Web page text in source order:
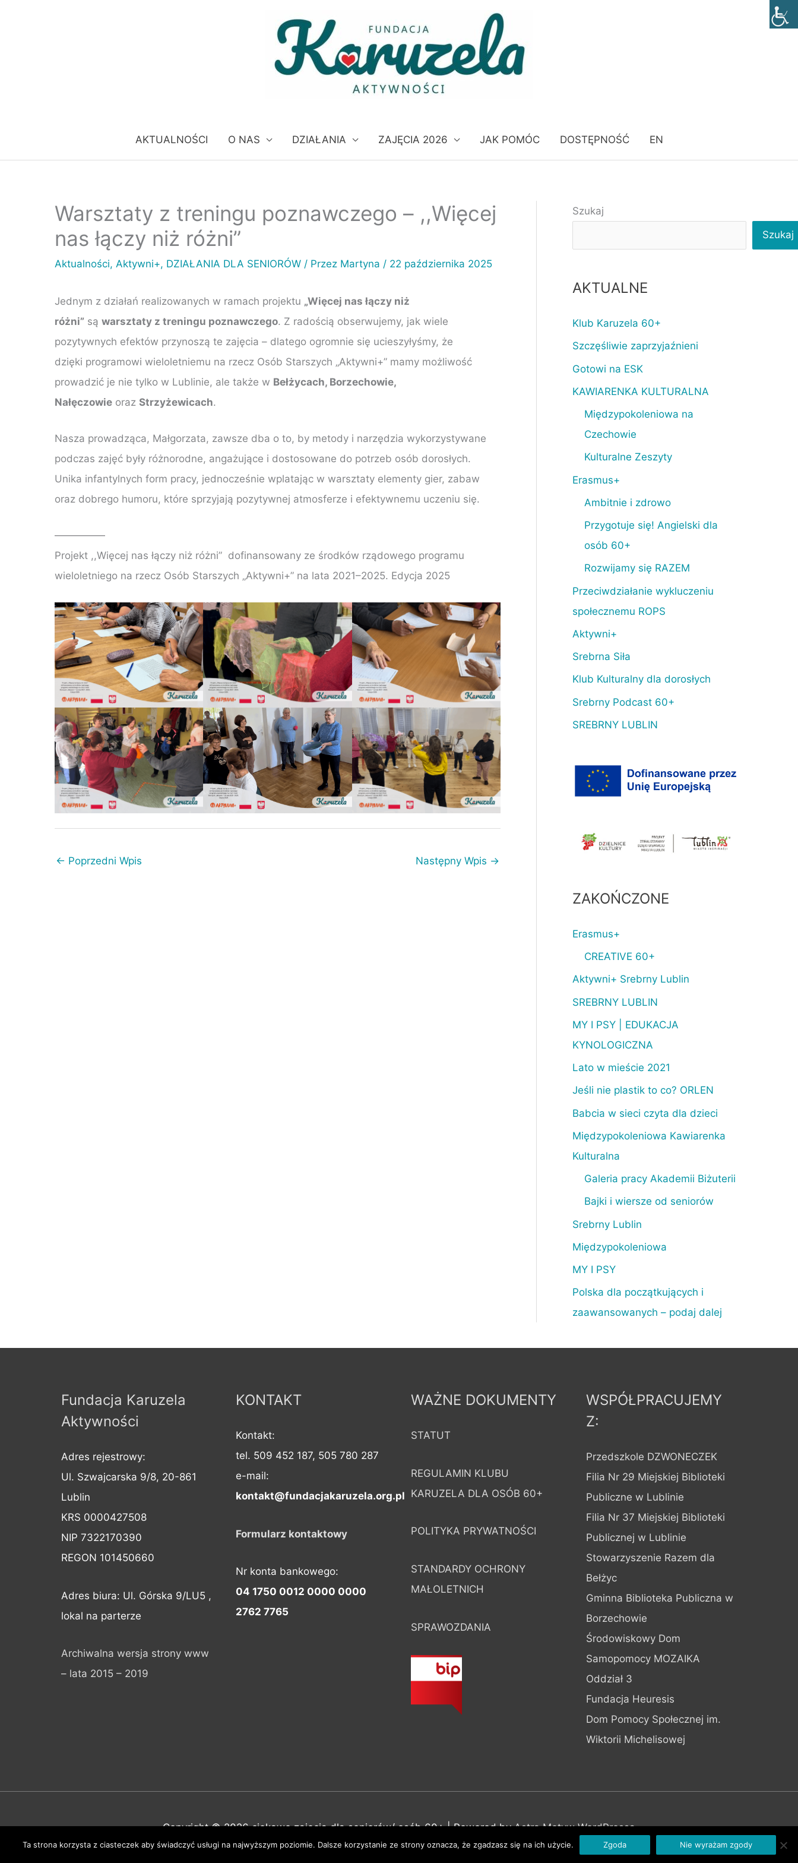
AKTUALNOŚCI O NAS DZIAŁANIA ZAJĘCIA 2026 JAK POMÓC DOSTĘPNOŚĆ EN
Warsztaty z treningu poznawczego – ,,Więcej
nas łączy niż różni”
Aktualności, Aktywni+, DZIAŁANIA DLA SENIORÓW / Przez Martyna / 22 października 2025
Jednym z działań realizowanych w ramach projektu „Więcej nas łączy niż
różni” są warsztaty z treningu poznawczego. Z radością obserwujemy, jak wiele
pozytywnych efektów przynoszą te zajęcia – dlatego ogromnie się ucieszyłyśmy, że
dzięki programowi wieloletniemu na rzecz Osób Starszych „Aktywni+” mamy możliwość
prowadzić je nie tylko w Lublinie, ale także w Bełżycach, Borzechowie,
Nałęczowie oraz Strzyżewicach.
Nasza prowadząca, Małgorzata, zawsze dba o to, by metody i narzędzia wykorzystywane
podczas zajęć były różnorodne, angażujące i dostosowane do potrzeb osób dorosłych.
Unika infantylnych form pracy, jednocześnie wplatając w warsztaty elementy gier, zabaw
oraz dobrego humoru, które sprzyjają pozytywnej atmosferze i efektywnemu uczeniu się.
—————
Projekt ,,Więcej nas łączy niż różni” dofinansowany ze środków rządowego programu
wieloletniego na rzecz Osób Starszych „Aktywni+” na lata 2021–2025. Edycja 2025
← Poprzedni Wpis Następny Wpis →
Szukaj
Szukaj
AKTUALNE
Klub Karuzela 60+
Szczęśliwie zaprzyjaźnieni
Gotowi na ESK
KAWIARENKA KULTURALNA
Międzypokoleniowa na
Czechowie
Kulturalne Zeszyty
Erasmus+
Ambitnie i zdrowo
Przygotuje się! Angielski dla
osób 60+
Rozwijamy się RAZEM
Przeciwdziałanie wykluczeniu
społecznemu ROPS
Aktywni+
Srebrna Siła
Klub Kulturalny dla dorosłych
Srebrny Podcast 60+
SREBRNY LUBLIN
ZAKOŃCZONE
Erasmus+
CREATIVE 60+
Aktywni+ Srebrny Lublin
SREBRNY LUBLIN
MY I PSY | EDUKACJA
KYNOLOGICZNA
Lato w mieście 2021
Jeśli nie plastik to co? ORLEN
Babcia w sieci czyta dla dzieci
Międzypokoleniowa Kawiarenka
Kulturalna
Galeria pracy Akademii Biżuterii
Bajki i wiersze od seniorów
Srebrny Lublin
Międzypokoleniowa
MY I PSY
Polska dla początkujących i
zaawansowanych – podaj dalej
Fundacja Karuzela
Aktywności
Adres rejestrowy:
Ul. Szwajcarska 9/8, 20-861
Lublin
KRS 0000427508
NIP 7322170390
REGON 101450660
Adres biura: Ul. Górska 9/LU5 ,
lokal na parterze
Archiwalna wersja strony www
– lata 2015 – 2019
KONTAKT
Kontakt:
tel. 509 452 187, 505 780 287
e-mail:
kontakt@fundacjakaruzela.org.pl
Formularz kontaktowy
Nr konta bankowego:
04 1750 0012 0000 0000
2762 7765
WAŻNE DOKUMENTY
STATUT
REGULAMIN KLUBU
KARUZELA DLA OSÓB 60+
POLITYKA PRYWATNOŚCI
STANDARDY OCHRONY
MAŁOLETNICH
SPRAWOZDANIA
WSPÓŁPRACUJEMY
Z:
Przedszkole DZWONECZEK
Filia Nr 29 Miejskiej Biblioteki
Publiczne w Lublinie
Filia Nr 37 Miejskiej Biblioteki
Publicznej w Lublinie
Stowarzyszenie Razem dla
Bełżyc
Gminna Biblioteka Publiczna w
Borzechowie
Środowiskowy Dom
Samopomocy MOZAIKA
Oddział 3
Fundacja Heuresis
Dom Pomocy Społecznej im.
Wiktorii Michelisowej
Copyright © 2026ciekawe zajęcia dla seniorów/ osób 60+| Powered byAstra Motyw WordPressa
Ta strona korzysta z ciasteczek aby świadczyć usługi na najwyższym poziomie. Dalsze korzystanie ze strony oznacza, że zgadzasz się na ich użycie. Zgoda Nie wyrażam zgody